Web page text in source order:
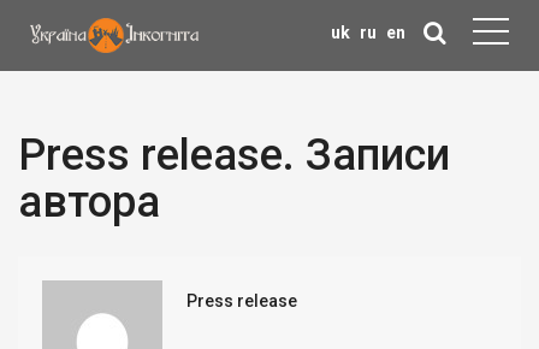
uk ru en
Press release. Записи
автора
Press release